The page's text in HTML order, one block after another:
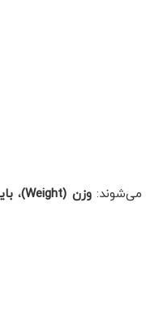
می‌شوند:وزن (Weight) ،